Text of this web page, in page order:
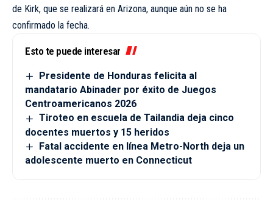
de Kirk, que se realizará en Arizona, aunque aún no se ha
confirmado la fecha.
Esto te puede interesar
Presidente de Honduras felicita al
mandatario Abinader por éxito de Juegos
Centroamericanos 2026
Tiroteo en escuela de Tailandia deja cinco
docentes muertos y 15 heridos
Fatal accidente en línea Metro-North deja un
adolescente muerto en Connecticut